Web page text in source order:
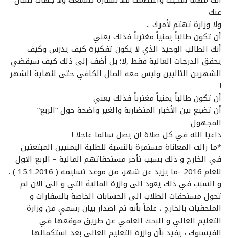
عنك
ولا وزارة تهتم لأمرك ..
أن تكون طالباً يمنياً مغترباً فذلك يعني
أنك الطالب الوحيد الذي لا يكون تفكيره كيف يدرس وكيف
يحقق الدرجات العالية فقط ,لا؛ بل أضف إلى ذلك كيف سيقضي
الشهرين التاليين وليس معه المال الكافي حتى لنهاية الشهر
!
أن تكون طالباً يمنياً مغترباً فذلك يعني
أن تضيع بين الأخبار المتضاربة والغير واضحة حول “الربع”
المجهول
داعيا الله في كل صلاة ان يصل سالما عاجلا !
*ما زالت المعاناة مستمرة بالنسبة للطلبة اليمنيين المبتعثين
في الخارج و ذلك بسبب تأخر مستحقاتهم المالية – الربع الاول
للعام 2016 -ما يزيد عن شهر، من موعد تسليمه ( 15.1.2016 ) .
و السبب في ذلك يعود الى وازرة المالية التي و الى الان لم
تحول مستحقات الطلاب الى الحسابات الخاصة بالسفارات و
الملحقيات بالخارج ، علماً بأنه تم اصدار بيان رسمي من وزارة
التعليم العالي و البحث العلمي عن طريق موقعها في
الفيسبوك ، يفيد بأن وازرة التعليم العالي بعد استكمالها